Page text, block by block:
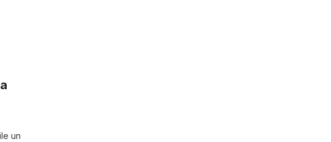
la
un